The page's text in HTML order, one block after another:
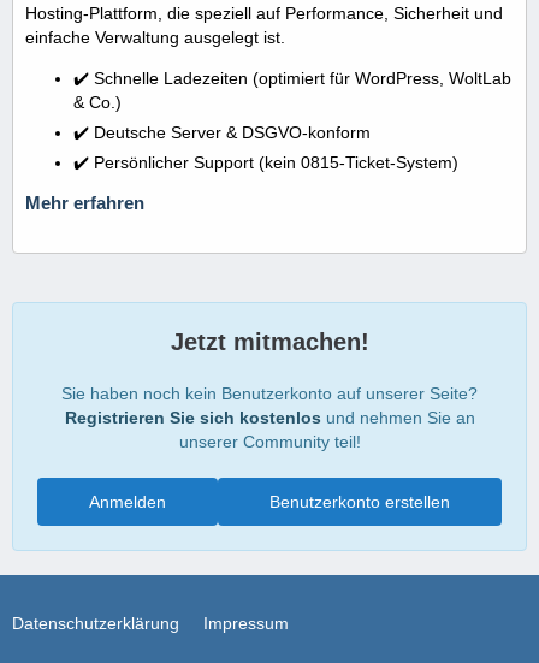
Hosting-Plattform, die speziell auf Performance, Sicherheit und
einfache Verwaltung ausgelegt ist.
✔️ Schnelle Ladezeiten (optimiert für WordPress, WoltLab
& Co.)
✔️ Deutsche Server & DSGVO-konform
✔️ Persönlicher Support (kein 0815-Ticket-System)
Mehr erfahren
Jetzt mitmachen!
Sie haben noch kein Benutzerkonto auf unserer Seite?
Registrieren Sie sich kostenlos und nehmen Sie an
unserer Community teil!
Benutzerkonto erstellen
Anmelden
Datenschutzerklärung Impressum